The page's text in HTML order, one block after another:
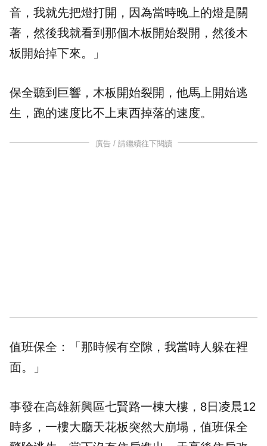
音，我就先把燈打開，因為當時晚上的燈是關
著，然後我就看到那個木板開始裂開，然後木
板開始掉下來。」
保全聽到巨響，木板開始裂開，他馬上開始逃
生，跑的速度比不上東西掉落的速度。
廣告 / 請繼續往下閱讀
值班保全：「那時候有空隙，我當時人躲在裡
面。」
事發在高雄新興區七賢路一棟大樓，8日凌晨12
時多，一樓大廳天花板突然大崩塌，值班保全